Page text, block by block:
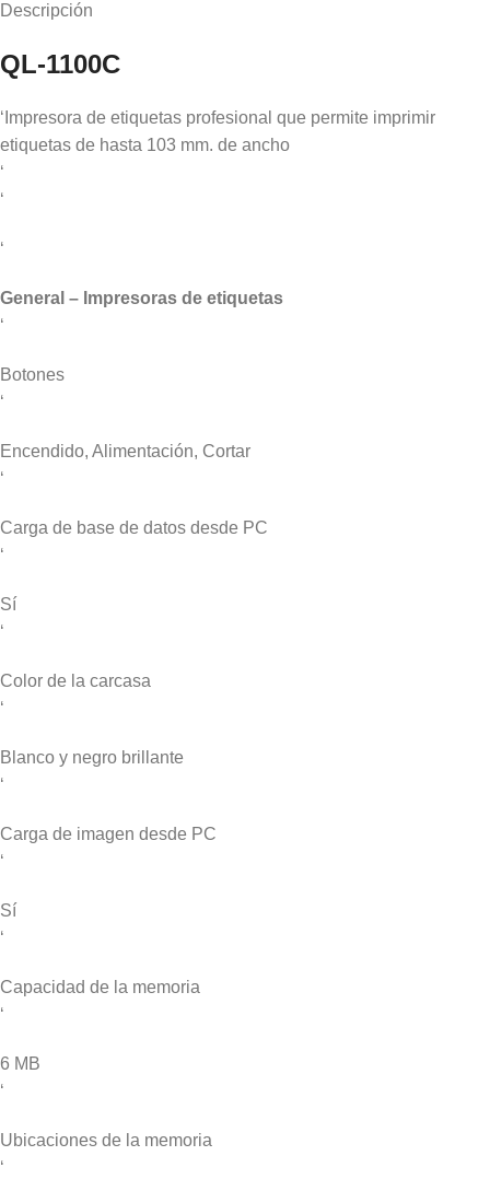
Descripción
QL-1100C
‘Impresora de etiquetas profesional que permite imprimir
etiquetas de hasta 103 mm. de ancho
‘
‘
‘
General – Impresoras de etiquetas
‘
Botones
‘
Encendido, Alimentación, Cortar
‘
Carga de base de datos desde PC
‘
Sí
‘
Color de la carcasa
‘
Blanco y negro brillante
‘
Carga de imagen desde PC
‘
Sí
‘
Capacidad de la memoria
‘
6 MB
‘
Ubicaciones de la memoria
‘